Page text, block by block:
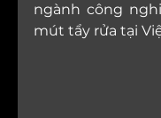
ngành công
mút tẩy rửa tại